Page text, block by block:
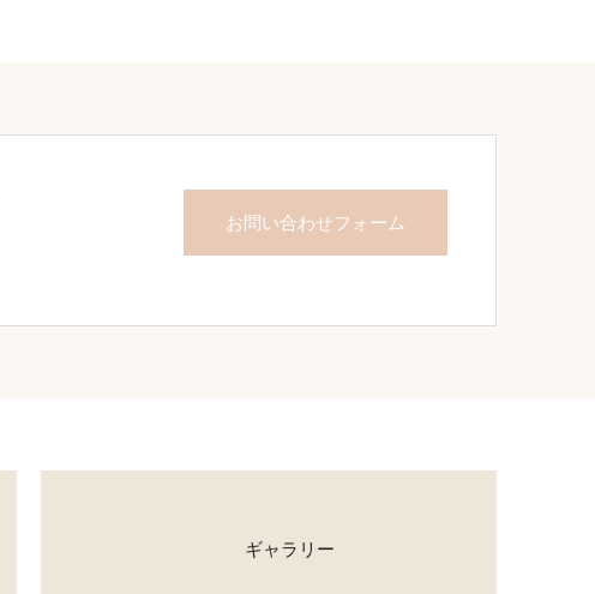
お問い合わせフォーム
ギャラリー